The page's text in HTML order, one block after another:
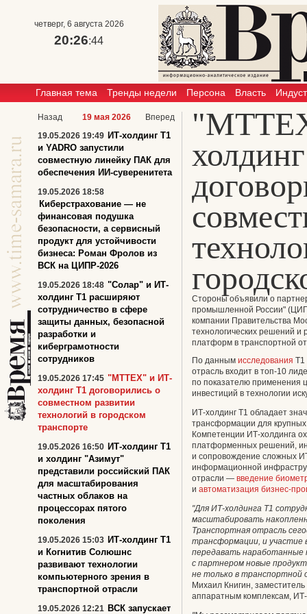
четверг, 6 августа 2026
20:26:44
Главная тема Тренды недели Персона Власть
Стороны объявили о
промышленной России"
компании Правительства
технологических решений
платформ в транспортной
По данным исследования Т1
отрасль входит в топ-10
по показателю применения
инвестиций в технологии
ИТ-холдинг Т1 обладает
трансформации для крупных
Компетенции ИТ-холдинга
платформенных решений,
и сопровождение сложных
информационной
отрасли — введение
и автоматизация бизнес-
"Для ИТ-холдинга Т1
масштабировать
Транспортная отрасль
трансформации, и участие
передавать наработанные
с партнером новые
не только в транспортной
Михаил Книгин,
аппаратным комплексам,
Назад 19 мая 2026
Вперед
19.05.2026 19:49 ИТ-холдинг T1
и YADRO запустили
совместную линейку ПАК для
обеспечения ИИ-суверенитета
19.05.2026 18:58
Киберстрахование — не
финансовая подушка
безопасности, а сервисный
продукт для устойчивости
бизнеса: Роман Фролов из
ВСК на ЦИПР-2026
19.05.2026 18:48 "Солар" и ИТ-
холдинг Т1 расширяют
сотрудничество в сфере
защиты данных, безопасной
разработки и
киберграмотности
сотрудников
19.05.2026 17:45 "МТТЕХ" и ИТ-
холдинг Т1 договорились о
совместном развитии
технологий в городском
транспорте
19.05.2026 16:50 ИТ-холдинг Т1
и холдинг "Азимут"
представили российский ПАК
для масштабирования
частных облаков на
процессорах пятого
поколения
19.05.2026 15:03 ИТ-холдинг Т1
и Когнитив Солюшнс
развивают технологии
компьютерного зрения в
транспортной отрасли
19.05.2026 12:21 ВСК запускает